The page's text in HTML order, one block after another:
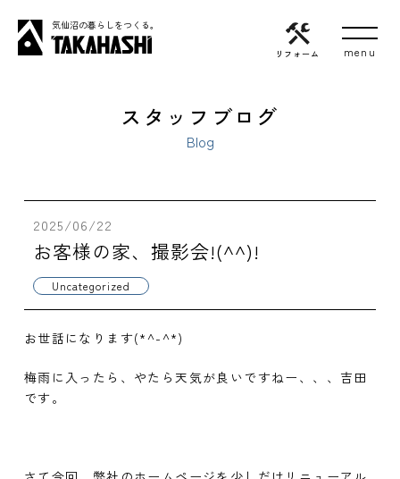
気仙沼の暮らしをつくる。
リフォーム
スタッフブログ
Blog
2025/06/22
お客様の家、撮影会!(^^)!
Uncategorized
お世話になります(*^-^*)
梅雨に入ったら、やたら天気が良いですねー、、、吉田
です。